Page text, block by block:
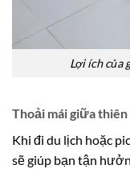
Lợi ích của
Thoải mái giữa
Khi đi du lịch hoặc
sẽ giúp bạn tận